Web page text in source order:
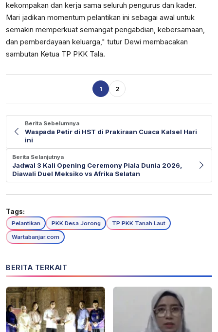
kekompakan dan kerja sama seluruh pengurus dan kader.
Mari jadikan momentum pelantikan ini sebagai awal untuk
semakin memperkuat semangat pengabdian, kebersamaan,
dan pemberdayaan keluarga," tutur Dewi membacakan
sambutan Ketua TP PKK Tala.
1 2
Berita Sebelumnya
Waspada Petir di HST di Prakiraan Cuaca Kalsel Hari
ini
Berita Selanjutnya
Jadwal 3 Kali Opening Ceremony Piala Dunia 2026,
Diawali Duel Meksiko vs Afrika Selatan
Tags:
Pelantikan PKK Desa Jorong
TP PKK Tanah Laut
Wartabanjar.com
BERITA TERKAIT